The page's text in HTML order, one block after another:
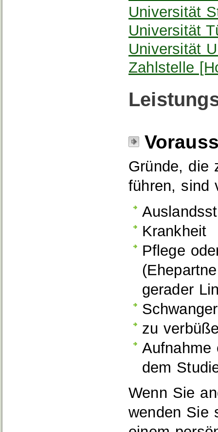
Universität
Universität
Universität
Zahlstelle
Gründe, die
führen, sind
Krankheit
Pflege
gerader
zu
Aufnahme
dem
Wenn Sie
wenden Sie